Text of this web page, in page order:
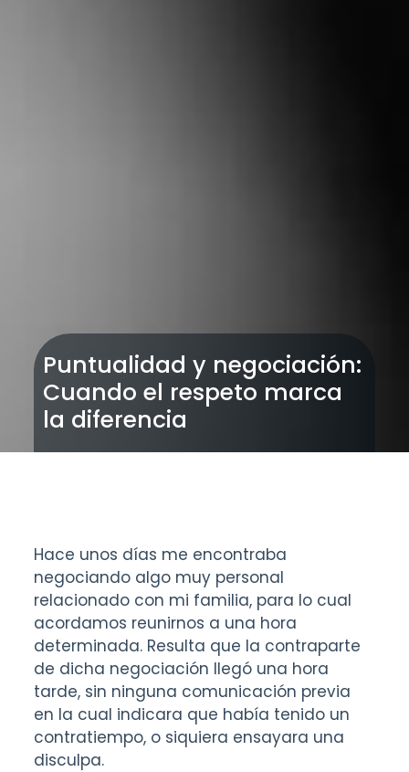
Puntualidad y negociación:
Cuando el respeto marca
la diferencia
Hace unos días me encontraba
negociando algo muy personal
relacionado con mi familia, para lo cual
acordamos reunirnos a una hora
determinada. Resulta que la contraparte
de dicha negociación llegó una hora
tarde, sin ninguna comunicación previa
en la cual indicara que había tenido un
contratiempo, o siquiera ensayara una
disculpa.